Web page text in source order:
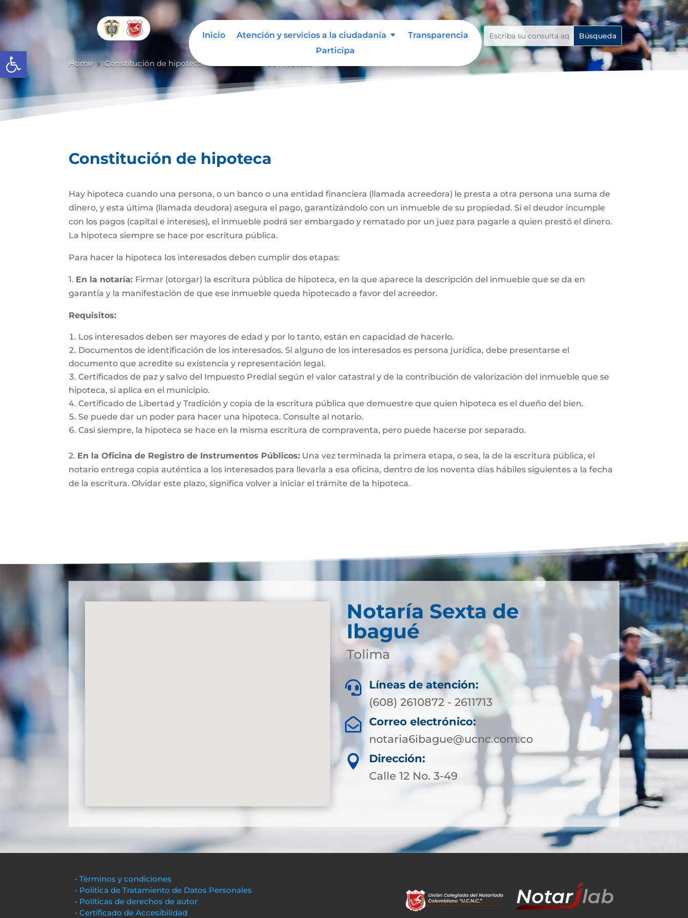
Abrir barra de herramientas
Inicio Atención y servicios a la ciudadanía
Transparencia
Participa
Home 9 Constitución de hipoteca 9
Constitución de hipoteca
Hay hipoteca cuando una persona, o un banco o una entidad financiera (llamada acreedora) le presta a otra persona una suma de
dinero, y esta última (llamada deudora) asegura el pago, garantizándolo con un inmueble de su propiedad. Si el deudor incumple
con los pagos (capital e intereses), el inmueble podrá ser embargado y rematado por un juez para pagarle a quien prestó el dinero.
La hipoteca siempre se hace por escritura pública.
Para hacer la hipoteca los interesados deben cumplir dos etapas:
1. En la notaría: Firmar (otorgar) la escritura pública de hipoteca, en la que aparece la descripción del inmueble que se da en
garantía y la manifestación de que ese inmueble queda hipotecado a favor del acreedor.
Requisitos:
Los interesados deben ser mayores de edad y por lo tanto, están en capacidad de hacerlo.
Documentos de identificación de los interesados. Si alguno de los interesados es persona jurídica, debe presentarse el
documento que acredite su existencia y representación legal.
Certificados de paz y salvo del Impuesto Predial según el valor catastral y de la contribución de valorización del inmueble que se
hipoteca, si aplica en el municipio.
Certificado de Libertad y Tradición y copia de la escritura pública que demuestre que quien hipoteca es el dueño del bien.
Se puede dar un poder para hacer una hipoteca. Consulte al notario.
Casi siempre, la hipoteca se hace en la misma escritura de compraventa, pero puede hacerse por separado.
2. En la Oficina de Registro de Instrumentos Públicos: Una vez terminada la primera etapa, o sea, la de la escritura pública, el
notario entrega copia auténtica a los interesados para llevarla a esa oficina, dentro de los noventa días hábiles siguientes a la fecha
de la escritura. Olvidar este plazo, significa volver a iniciar el trámite de la hipoteca.
Notaría Sexta de
Ibagué
Tolima

Líneas de atención:
(608) 2610872 - 2611713

Correo electrónico:
notaria6ibague@ucnc.com.co

Dirección:
Calle 12 No. 3-49
• Términos y condiciones
• Política de Tratamiento de Datos Personales
• Políticas de derechos de autor
• Certificado de Accesibilidad